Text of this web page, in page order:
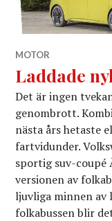
MOTOR
Laddade
Det är ingen
genombrott.
nästa års hetaste
fartvidunder.
sportig suv-coupé
versionen av
ljuvliga minnen av
folkabussen blir